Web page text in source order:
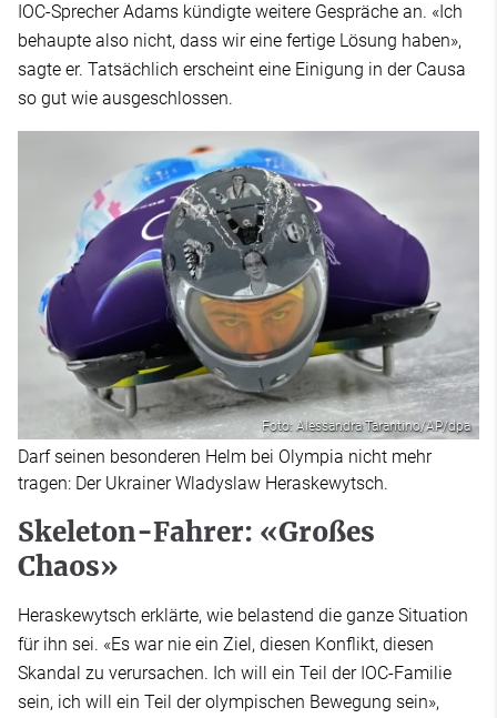
IOC-Sprecher Adams kündigte weitere Gespräche an. «Ich
behaupte also nicht, dass wir eine fertige Lösung haben»,
sagte er. Tatsächlich erscheint eine Einigung in der Causa
so gut wie ausgeschlossen.
Foto: Alessandra Tarantino/AP/dpa
Darf seinen besonderen Helm bei Olympia nicht mehr
tragen: Der Ukrainer Wladyslaw Heraskewytsch.
Skeleton-Fahrer: «Großes
Chaos»
Heraskewytsch erklärte, wie belastend die ganze Situation
für ihn sei. «Es war nie ein Ziel, diesen Konflikt, diesen
Skandal zu verursachen. Ich will ein Teil der IOC-Familie
sein, ich will ein Teil der olympischen Bewegung sein»,